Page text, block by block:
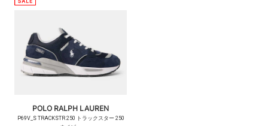
POLO RALPH LAUREN
P69V_S TRACKSTR 250 トラックスター 250